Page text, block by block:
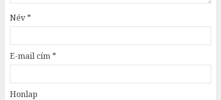
Név*
E-mail cím *
Honlap